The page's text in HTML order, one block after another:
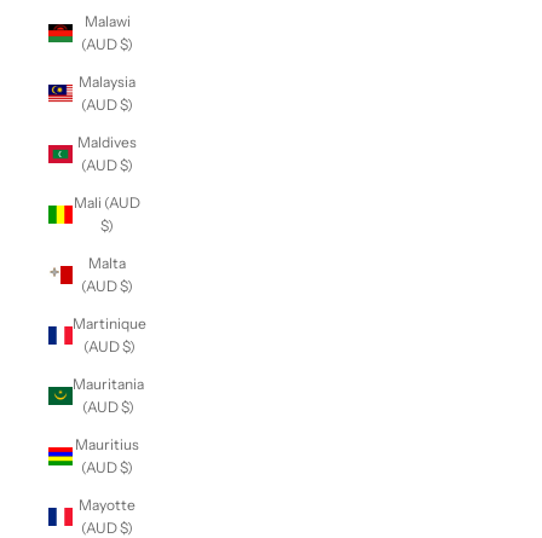
Malawi
(AUD $)
Malaysia
(AUD $)
Maldives
(AUD $)
Mali (AUD
$)
Malta
(AUD $)
Martinique
(AUD $)
Mauritania
(AUD $)
Mauritius
(AUD $)
Mayotte
(AUD $)